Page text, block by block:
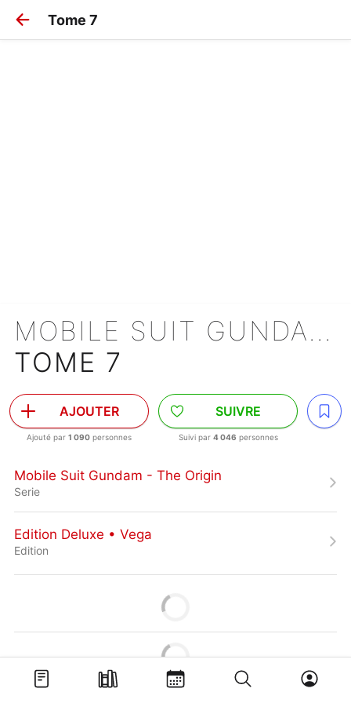
Tome 7
MOBILE SUIT GUNDAM - THE ORIGIN
TOME 7
AJOUTER
Ajouté par 1 090 personnes
SUIVRE
Suivi par 4 046 personnes
Mobile Suit Gundam - The Origin
Serie
Edition Deluxe • Vega
Edition